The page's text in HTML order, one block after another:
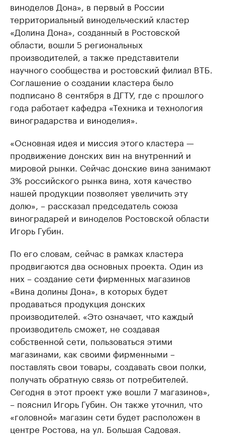
виноделов Дона», в первый в России
территориальный винодельческий кластер
«Долина Дона», созданный в Ростовской
области, вошли 5 региональных
производителей, а также представители
научного сообщества и ростовский филиал ВТБ.
Соглашение о создании кластера было
подписано 8 сентября в ДГТУ, где с прошлого
года работает кафедра «Техника и технология
виноградарства и виноделия».
«Основная идея и миссия этого кластера —
продвижение донских вин на внутренний и
мировой рынки. Сейчас донские вина занимают
3% российского рынка вина, хотя качество
нашей продукции позволяет увеличить эту
долю», – рассказал председатель союза
виноградарей и виноделов Ростовской области
Игорь Губин.
По его словам, сейчас в рамках кластера
продвигаются два основных проекта. Один из
них – создание сети фирменных магазинов
«Вина долины Дона», в которых будет
продаваться продукция донских
производителей. «Это означает, что каждый
производитель сможет, не создавая
собственной сети, пользоваться этими
магазинами, как своими фирменными –
поставлять свои товары, создавать свои полки,
получать обратную связь от потребителей.
Сегодня в этот проект уже вошли 7 магазинов»,
– пояснил Игорь Губин. Он также уточнил, что
«головной» магазин сети будет расположен в
центре Ростова, на ул. Большая Садовая.